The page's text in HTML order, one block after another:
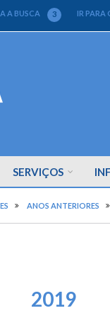
A BUSCA 3 IR PARA
SERVIÇOS
ANOS ANTERIORES
2019